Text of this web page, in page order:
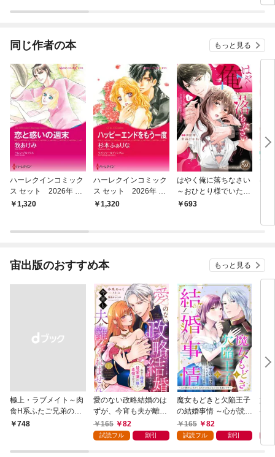
解
同じ作者の本 もっと見る
ハーレクインコミック
ス セット 2026年 vo
l.856
1,320
ハーレクインコミック
ス セット 2026年 vo
l.840
1,320
はやく俺に落ちなさい
～おひとり様でいたい
のに、次期社長が求愛
693
は
1話
宙出版のおすすめ本 もっと見る
極上・ラブメイト～肉
食H系ふたご兄弟のお
気にいり～
￥748
愛のない政略結婚のは
ずが、今宵も夫が離し
てくれません～無骨な
将軍は最愛妻に滾る恋
165 82
試読フル 割引
魔女もどきと欠陥王子
の結婚事情 ～心が読め
ちゃうので、あなたの
本心なんてお見通しで
165 82
試読フル 割引
婚
や
た